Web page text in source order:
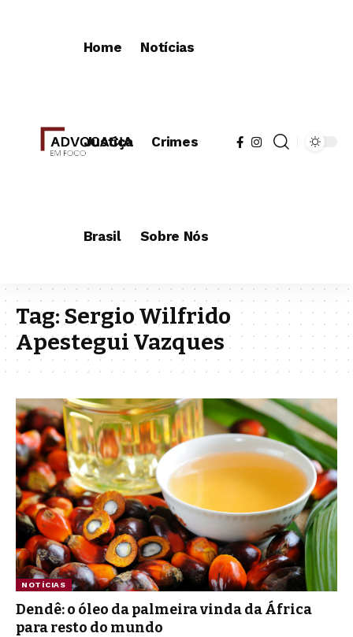
Home Notícias
Justiça Crimes
Brasil Sobre Nós
Tag:Sergio Wilfrido
Apestegui Vazques
NOTÍCIAS
Dendê: o óleo da palmeira vinda da África
para resto do mundo